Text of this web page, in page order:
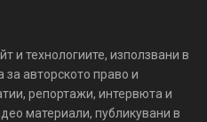
и технологиите, използвани в
за авторското право и
репортажи, интервюта и
материали, публикувани в